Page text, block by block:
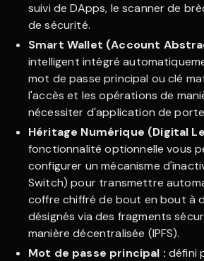
suivi de DApps, le scanner de
de sécurité.
Smart Wallet (Account
intelligent intégré
mot de passe principal ou clé
l'accès et les opérations de
nécessiter d'application de
Héritage Numérique (Digital
fonctionnalité optionnelle vous
configurer un mécanisme
Switch) pour transmettre
coffre chiffré de bout en bout à
désignés via des fragments
manière décentralisée (IPFS).
Mot de passe principal : défini